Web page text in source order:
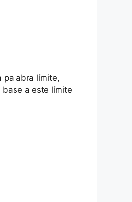
palabra límite,
base a este límite